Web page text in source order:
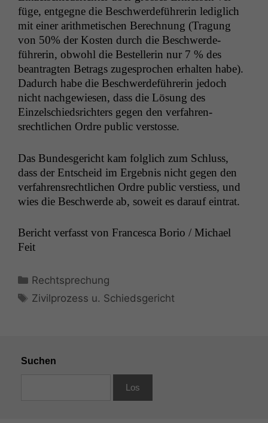
füge, ent­geg­ne die Beschw­erde­führerin lediglich
mit ein­er arith­metis­chen Berech­nung (Tra­gung
von 50% der Kosten durch die Beschw­erde­
führerin, obwohl die Bestel­lerin nur 7 % des
beantragten Betrags zuge­sprochen erhal­ten habe).
Dadurch habe die Beschw­erde­führerin jedoch
nicht nachgewiesen, dass die Lösung des
Einzelschied­srichters gegen den ver­fahren­
srechtlichen Ordre pub­lic verstosse.
Das Bun­des­gericht kam fol­glich zum Schluss,
dass der Entscheid im Ergeb­nis nicht gegen den
ver­fahren­srechtlichen Ordre pub­lic ver­stiess, und
wies die Beschw­erde ab, soweit es darauf eintrat.
Bericht ver­fasst von Francesca Borio / Michael
Feit
Kategorien
Rechtsprechung
Schlagwörter
Zivilprozess u. Schiedsgericht
Suchen